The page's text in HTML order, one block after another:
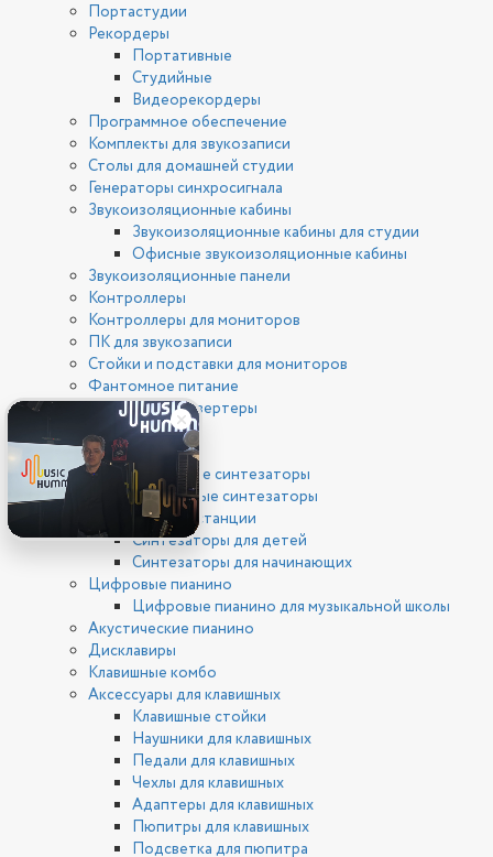
Портастудии
Рекордеры
Портативные
Студийные
Видеорекордеры
Программное обеспечение
Комплекты для звукозаписи
Столы для домашней студии
Генераторы синхросигнала
Звукоизоляционные кабины
Звукоизоляционные кабины для студии
Офисные звукоизоляционные кабины
Звукоизоляционные панели
Контроллеры
Контроллеры для мониторов
ПК для звукозаписи
Стойки и подставки для мониторов
Фантомное питание
ЦАП/АЦП конвертеры
Клавишные
Синтезаторы
Цифровые синтезаторы
Аналоговые синтезаторы
Рабочие станции
Синтезаторы для детей
Синтезаторы для начинающих
Цифровые пианино
Цифровые пианино для музыкальной школы
Акустические пианино
Дисклавиры
Клавишные комбо
Аксессуары для клавишных
Клавишные стойки
Наушники для клавишных
Педали для клавишных
Чехлы для клавишных
Адаптеры для клавишных
Пюпитры для клавишных
Подсветка для пюпитра